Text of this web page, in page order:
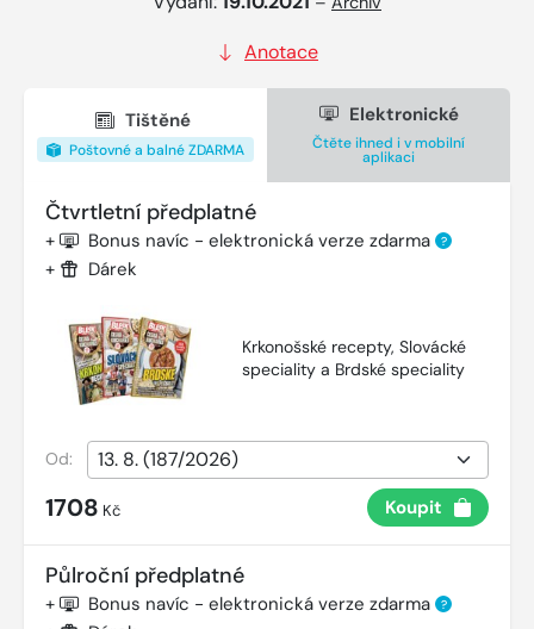
Anotace
Tištěné
Poštovné a balné ZDARMA
Elektronické
Čtěte ihned i v mobilní
aplikaci
Čtvrtletní předplatné
+ Bonus navíc - elektronická verze zdarma ?
+ Dárek
Krkonošské recepty, Slovácké
speciality a Brdské speciality
Od:
1708 Kč Koupit
Půlroční předplatné
+ Bonus navíc - elektronická verze zdarma ?